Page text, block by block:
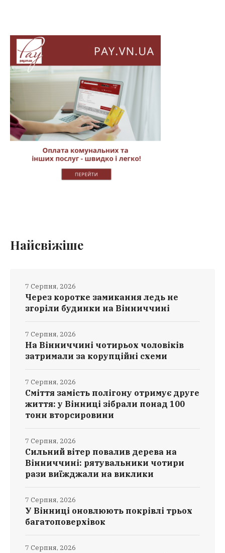
Найсвіжіше
Через коротке замикання ледь не
згоріли будинки на Вінниччині
7 Серпня, 2026
На Вінниччині чотирьох чоловіків
затримали за корупційні схеми
7 Серпня, 2026
Сміття замість полігону отримує друге
життя: у Вінниці зібрали понад 100
тонн вторсировини
7 Серпня, 2026
Сильний вітер повалив дерева на
Вінниччині: рятувальники чотири
рази виїжджали на виклики
7 Серпня, 2026
У Вінниці оновлюють покрівлі трьох
багатоповерхівок
7 Серпня, 2026
7 Серпня, 2026